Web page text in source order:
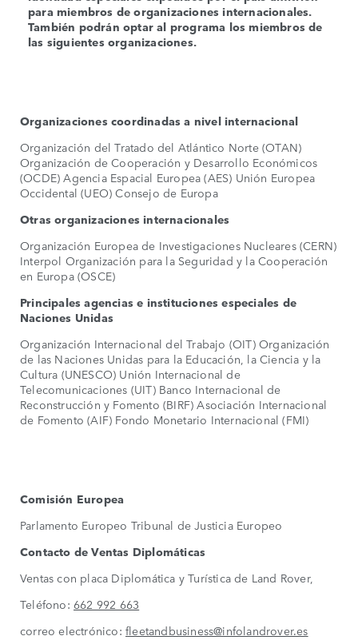
para miembros de organizaciones internacionales.
También podrán optar al programa los miembros de
las siguientes organizaciones.
Organizaciones coordinadas a nivel internacional
Organización del Tratado del Atlántico Norte (OTAN)
Organización de Cooperación y Desarrollo Económicos
(OCDE) Agencia Espacial Europea (AES) Unión Europea
Occidental (UEO) Consejo de Europa
Otras organizaciones internacionales
Organización Europea de Investigaciones Nucleares (CERN)
Interpol Organización para la Seguridad y la Cooperación
en Europa (OSCE)
Principales agencias e instituciones especiales de
Naciones Unidas
Organización Internacional del Trabajo (OIT) Organización
de las Naciones Unidas para la Educación, la Ciencia y la
Cultura (UNESCO) Unión Internacional de
Telecomunicaciones (UIT) Banco Internacional de
Reconstrucción y Fomento (BIRF) Asociación Internacional
de Fomento (AIF) Fondo Monetario Internacional (FMI)
Comisión Europea
Parlamento Europeo Tribunal de Justicia Europeo
Contacto de Ventas Diplomáticas
Ventas con placa Diplomática y Turística de Land Rover,
Teléfono: 662 992 663
correo electrónico: fleetandbusiness@infolandrover.es